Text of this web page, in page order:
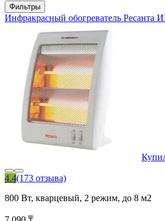
Фильтры
Инфракрасный обогреватель Ресанта
4.4(173 отзыва)
800 Вт, кварцевый, 2 режим, до 8 м2